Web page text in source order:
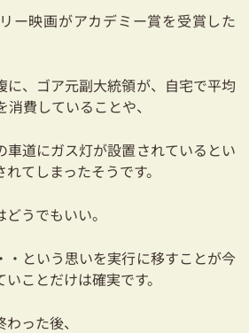
ー映画がアカデミー賞を受賞した
に、ゴア元副大統領が、自宅で平均
費していることや、
車道にガス灯が設置されているとい
てしまったそうです。
うでもいい。
・という思いを実行に移すことが今
ことだけは確実です。
った後、